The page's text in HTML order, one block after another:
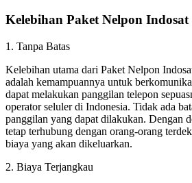
Kelebihan Paket Nelpon
1. Tanpa Batas
Kelebihan utama dari Paket Nelpon
adalah kemampuannya untuk
dapat melakukan panggilan telepon
operator seluler di Indonesia. Tidak ada
panggilan yang dapat dilakukan. Dengan
tetap terhubung dengan orang-orang
biaya yang akan dikeluarkan.
2. Biaya Terjangkau